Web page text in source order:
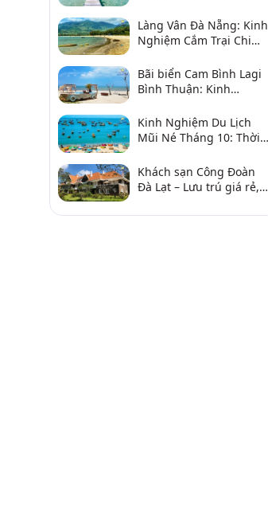
Làng Vân Đà Nẵng: Kinh
Nghiệm Cắm Trại Chi
Bãi biển Cam Bình Lagi
Bình Thuận: Kinh
sản, điểm gần
Kinh Nghiệm Du Lịch
Mũi Né Tháng 10: Thời
Khách sạn Công Đoàn
Đà Lạt – Lưu trú giá rẻ,
Hương